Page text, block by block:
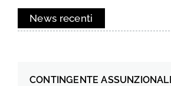
News recenti
CONTINGENTE